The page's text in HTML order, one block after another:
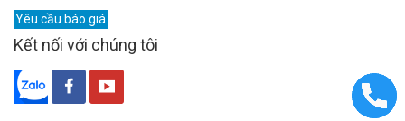
Yêu cầu báo giá
Kết nối với chúng tôi